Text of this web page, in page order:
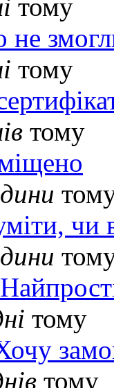
тому
не
тому
тому
чи
тому
тому